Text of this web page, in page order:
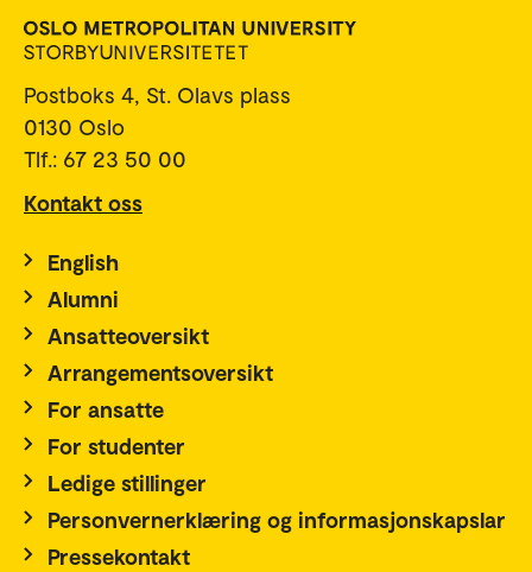
Postboks 4, St. Olavs plass
0130 Oslo
Tlf.: 67 23 50 00
Kontakt oss
English
Alumni
Ansatteoversikt
Arrangementsoversikt
For ansatte
For studenter
Ledige stillinger
Personvernerklæring og informasjonskapslar
Pressekontakt